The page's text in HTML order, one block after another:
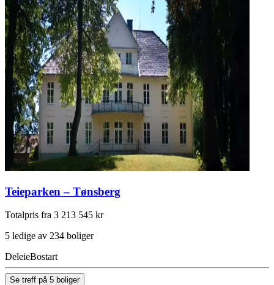
Teieparken – Tønsberg
Totalpris fra 3 213 545 kr
5 ledige av 234 boliger
DeleieBostart
Se treff på 5 boliger